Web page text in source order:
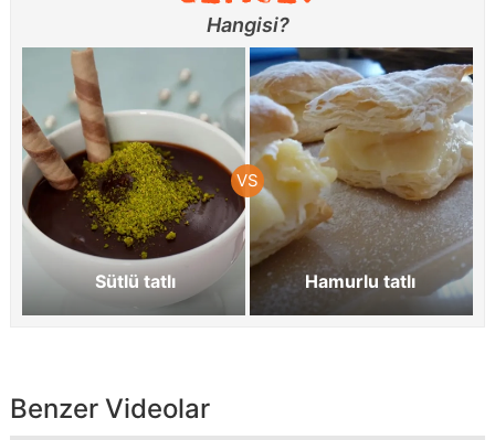
Hangisi?
Sütlü tatlı Hamurlu tatlı
Benzer Videolar